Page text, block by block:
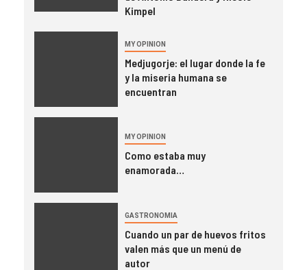
Kimpel
MY OPINION
Medjugorje: el lugar donde la fe
y la miseria humana se
encuentran
MY OPINION
Como estaba muy
enamorada…
GASTRONOMIA
Cuando un par de huevos fritos
valen más que un menú de
autor